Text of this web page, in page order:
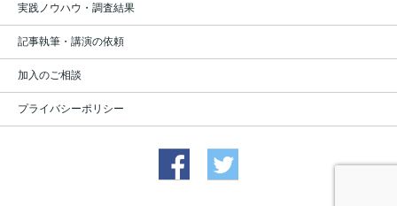
実践ノウハウ・調査結果
記事執筆・講演の依頼
加入のご相談
プライバシーポリシー